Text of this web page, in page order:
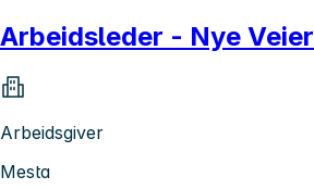
Arbeidsleder - Nye Veier
Arbeidsgiver
Mesta